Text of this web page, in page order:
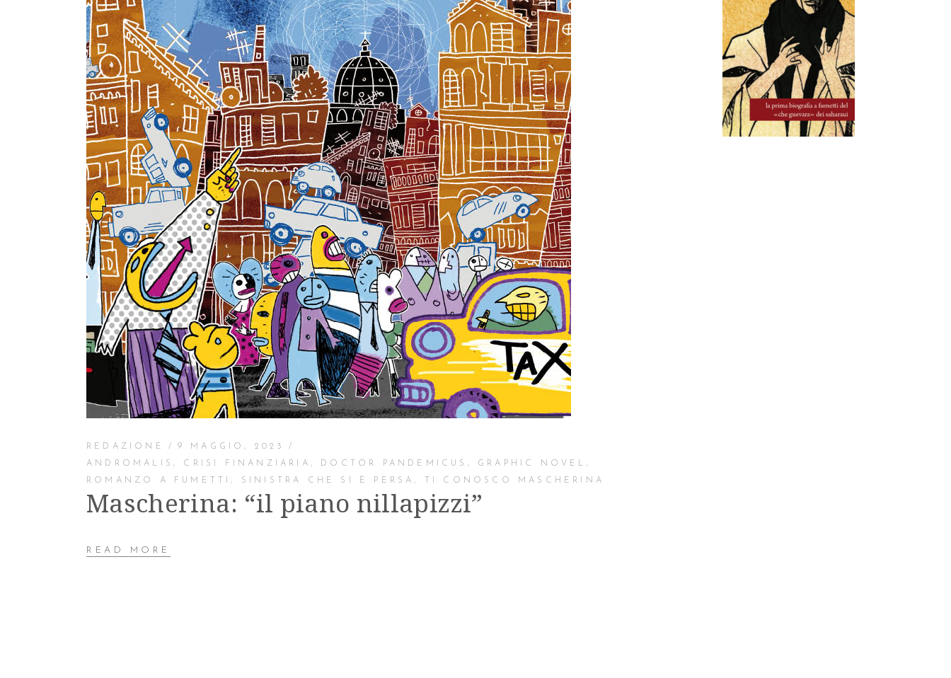
REDAZIONE
9 MAGGIO, 2023
ANDROMALIS , CRISI FINANZIARIA , DOCTOR PANDEMICUS , GRAPHIC NOVEL ,
ROMANZO A FUMETTI, SINISTRA CHE SI È PERSA, TI CONOSCO MASCHERINA
Mascherina: “il piano nillapizzi”
READ MORE